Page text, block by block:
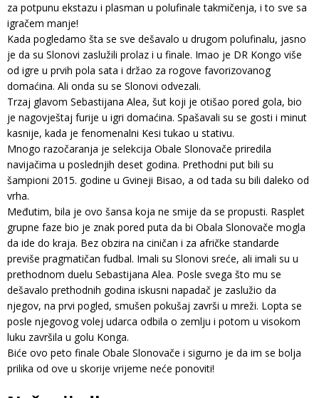
za potpunu ekstazu i plasman u polufinale takmičenja, i to sve sa
igračem manje!
Kada pogledamo šta se sve dešavalo u drugom polufinalu, jasno
je da su Slonovi zaslužili prolaz i u finale. Imao je DR Kongo više
od igre u prvih pola sata i držao za rogove favorizovanog
domaćina. Ali onda su se Slonovi odvezali.
Trzaj glavom Sebastijana Alea, šut koji je otišao pored gola, bio
je nagovještaj furije u igri domaćina. Spašavali su se gosti i minut
kasnije, kada je fenomenalni Kesi tukao u stativu.
Mnogo razočaranja je selekcija Obale Slonovače priredila
navijačima u poslednjih deset godina. Prethodni put bili su
šampioni 2015. godine u Gvineji Bisao, a od tada su bili daleko od
vrha.
Međutim, bila je ovo šansa koja ne smije da se propusti. Rasplet
grupne faze bio je znak pored puta da bi Obala Slonovače mogla
da ide do kraja. Bez obzira na ciničan i za afričke standarde
previše pragmatičan fudbal. Imali su Slonovi sreće, ali imali su u
prethodnom duelu Sebastijana Alea. Posle svega što mu se
dešavalo prethodnih godina iskusni napadač je zaslužio da
njegov, na prvi pogled, smušen pokušaj završi u mreži. Lopta se
posle njegovog volej udarca odbila o zemlju i potom u visokom
luku završila u golu Konga.
Biće ovo peto finale Obale Slonovače i sigurno je da im se bolja
prilika od ove u skorije vrijeme neće ponoviti!